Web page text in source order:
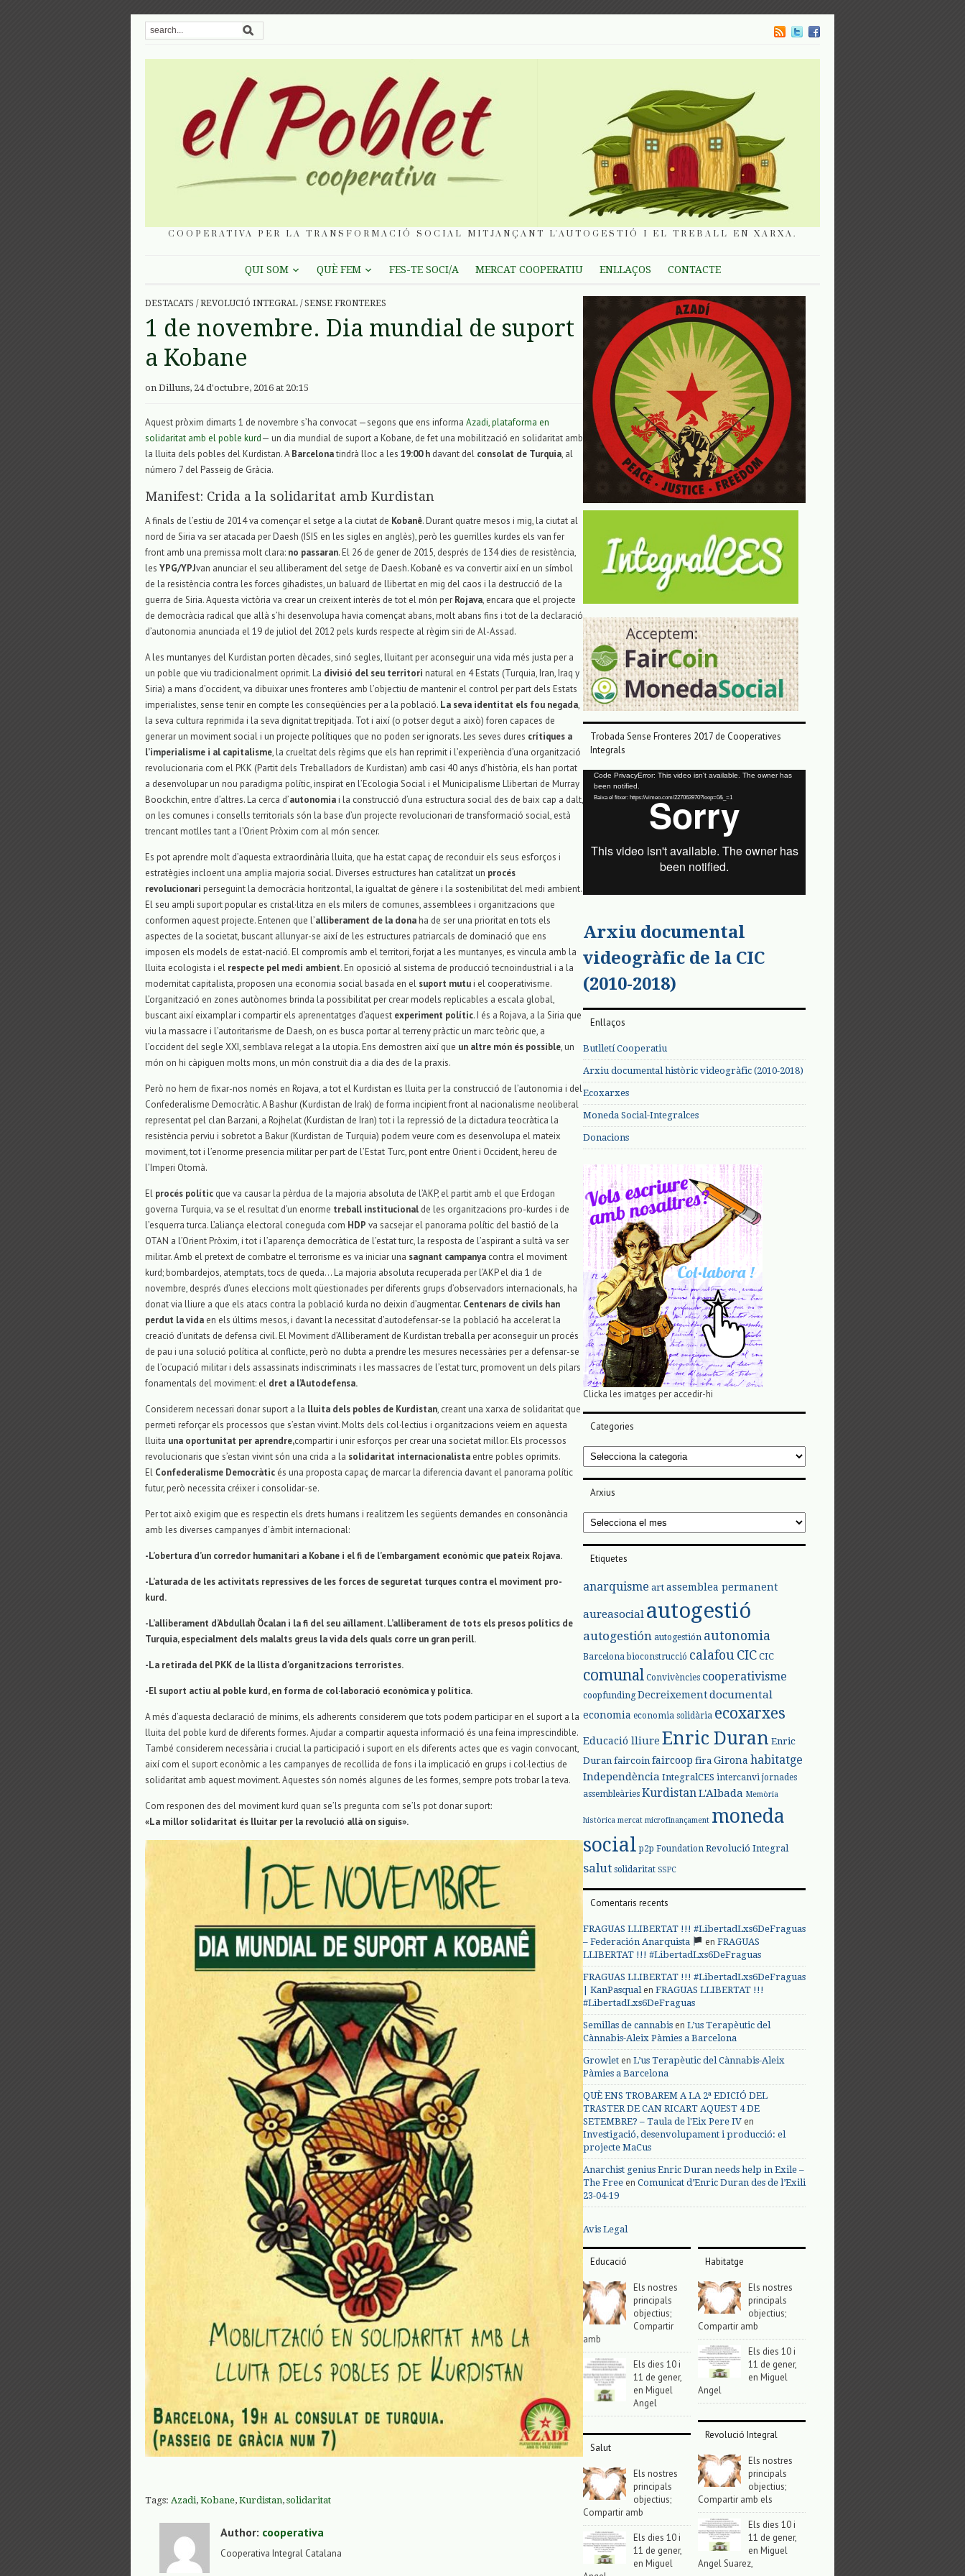
COOPERATIVA PER LA TRANSFORMACIÓ SOCIAL MITJANÇANT L'AUTOGESTIÓ I EL TREBALL EN XARXA.
QUI SOM QUÈ FEM FES-TE SOCI/A MERCAT COOPERATIU ENLLAÇOS CONTACTE
DESTACATS / REVOLUCIÓ INTEGRAL / SENSE FRONTERES
1 de novembre. Dia mundial de suport
a Kobane
on Dilluns, 24 d'octubre, 2016 at 20:15
Aquest pròxim dimarts 1 de novembre s’ha convocat —segons que ens informa Azadi, plataforma en
solidaritat amb el poble kurd— un dia mundial de suport a Kobane, de fet una mobilització en solidaritat amb
la lluita dels pobles del Kurdistan. ABarcelonatindrà lloc a les 19:00 h davant del consolat de Turquia, al
número 7 del Passeig de Gràcia.
Manifest: Crida a la solidaritat amb Kurdistan
A finals de l’estiu de 2014 va començar el setge a la ciutat de Kobanê. Durant quatre mesos i mig, la ciutat al
nord de Siria va ser atacada per Daesh (ISIS en les sigles en anglès), però les guerrilles kurdes els van fer
front amb una premissa molt clara: no passaran. El 26 de gener de 2015, després de 134 dies de resistència,
les YPG/YPJvan anunciar el seu alliberament del setge de Daesh. Kobanê es va convertir així en un símbol
de la resistència contra les forces gihadistes, un baluard de llibertat en mig del caos i la destrucció de la
guerra de Siria. Aquesta victòria va crear un creixent interès de tot el món per Rojava, encara que el projecte
de democràcia radical que allà s’hi desenvolupa havia començat abans, molt abans fins i tot de la declaració
d’autonomia anunciada el 19 de juliol del 2012 pels kurds respecte al règim siri de Al-Assad.
A les muntanyes del Kurdistan porten dècades, sinó segles, lluitant per aconseguir una vida més justa per a
un poble que viu tradicionalment oprimit. La divisió del seu territori natural en 4 Estats (Turquia, Iran, Iraq y
Siria) a mans d’occident, va dibuixar unes fronteres amb l’objectiu de mantenir el control per part dels Estats
imperialistes, sense tenir en compte les conseqüències per a la població. La seva identitat els fou negada,
la seva cultura reprimida i la seva dignitat trepitjada. Tot i així (o potser degut a això) foren capaces de
generar un moviment social i un projecte polítiques que no poden ser ignorats. Les seves dures crítiques a
l’imperialisme i al capitalisme, la crueltat dels règims que els han reprimit i l’experiència d’una organització
revolucionaria com el PKK (Partit dels Treballadors de Kurdistan) amb casi 40 anys d’història, els han portat
a desenvolupar un nou paradigma polític, inspirat en l’Ecologia Social i el Municipalisme Llibertari de Murray
Boockchin, entre d’altres. La cerca d’autonomiai la construcció d’una estructura social des de baix cap a dalt,
on les comunes i consells territorials són la base d’un projecte revolucionari de transformació social, està
trencant motlles tant a l’Orient Pròxim com al món sencer.
Es pot aprendre molt d’aquesta extraordinària lluita, que ha estat capaç de reconduir els seus esforços i
estratègies incloent una amplia majoria social. Diverses estructures han catalitzat un procés
revolucionari perseguint la democràcia horitzontal, la igualtat de gènere i la sostenibilitat del medi ambient.
El seu ampli suport popular es cristal·litza en els milers de comunes, assemblees i organitzacions que
conformen aquest projecte. Entenen que l’alliberament de la donaha de ser una prioritat en tots els
aspectes de la societat, buscant allunyar-se així de les estructures patriarcals de dominació que ens
imposen els models de estat-nació. El compromís amb el territori, forjat a les muntanyes, es vincula amb la
lluita ecologista i el respecte pel medi ambient. En oposició al sistema de producció tecnoindustrial i a la
modernitat capitalista, proposen una economia social basada en el suport mutui el cooperativisme.
L’organització en zones autònomes brinda la possibilitat per crear models replicables a escala global,
buscant així eixamplar i compartir els aprenentatges d’aquest experiment polític. I és a Rojava, a la Siria que
viu la massacre i l’autoritarisme de Daesh, on es busca portar al terreny pràctic un marc teòric que, a
l’occident del segle XXI, semblava relegat a la utopia. Ens demostren així que un altre món és possible, un
món on hi càpiguen molts mons, un món construït dia a dia des de la praxis.
Però no hem de fixar-nos només en Rojava, a tot el Kurdistan es lluita per la construcció de l’autonomia i del
Confederalisme Democràtic. A Bashur (Kurdistan de Irak) de forma incipient front al nacionalisme neoliberal
representat pel clan Barzani, a Rojhelat (Kurdistan de Iran) tot i la repressió de la dictadura teocràtica la
resistència perviu i sobretot a Bakur (Kurdistan de Turquia) podem veure com es desenvolupa el mateix
moviment, tot i l’enorme presencia militar per part de l’Estat Turc, pont entre Orient i Occident, hereu de
l’Imperi Otomà.
El procés polític que va causar la pèrdua de la majoria absoluta de l’AKP, el partit amb el que Erdogan
governa Turquia, va se el resultat d’un enorme treball institucional de les organitzacions pro-kurdes i de
l’esquerra turca. L’aliança electoral coneguda com HDP va sacsejar el panorama polític del bastió de la
OTAN a l’Orient Pròxim, i tot i l’aparença democràtica de l’estat turc, la resposta de l’aspirant a sultà va ser
militar. Amb el pretext de combatre el terrorisme es va iniciar una sagnant campanya contra el moviment
kurd; bombardejos, atemptats, tocs de queda… La majoria absoluta recuperada per l’AKP el dia 1 de
novembre, després d’unes eleccions molt qüestionades per diferents grups d’observadors internacionals, ha
donat via lliure a que els atacs contra la població kurda no deixin d’augmentar. Centenars de civils han
perdut la vida en els últims mesos, i davant la necessitat d’autodefensar-se la població ha accelerat la
creació d’unitats de defensa civil. El Moviment d’Alliberament de Kurdistan treballa per aconseguir un procés
de pau i una solució política al conflicte, però no dubta a prendre les mesures necessàries per a defensar-se
de l’ocupació militar i dels assassinats indiscriminats i les massacres de l’estat turc, promovent un dels pilars
fonamentals del moviment: el dret a l’Autodefensa.
Considerem necessari donar suport a la lluita dels pobles de Kurdistan, creant una xarxa de solidaritat que
permeti reforçar els processos que s’estan vivint. Molts dels col·lectius i organitzacions veiem en aquesta
lluita una oportunitat per aprendre,compartir i unir esforços per crear una societat millor. Els processos
revolucionaris que s’estan vivint són una crida a la solidaritat internacionalista entre pobles oprimits.
El Confederalisme Democràtic és una proposta capaç de marcar la diferencia davant el panorama polític
futur, però necessita créixer i consolidar-se.
Per tot això exigim que es respectin els drets humans i realitzem les següents demandes en consonància
amb les diverses campanyes d’àmbit internacional:
-L’obertura d’un corredor humanitari a Kobane i el fi de l’embargament econòmic que pateix Rojava.
-L’aturada de les activitats repressives de les forces de seguretat turques contra el moviment pro-
kurd.
-L’alliberament d’Abdullah Öcalan i la fi del seu aïllament. L’alliberament de tots els presos polítics de
Turquia, especialment dels malalts greus la vida dels quals corre un gran perill.
-La retirada del PKK de la llista d’organitzacions terroristes.
-El suport actiu al poble kurd, en forma de col·laboració econòmica y política.
A més d’aquesta declaració de mínims, els adherents considerem que tots podem participar en el suport a la
lluita del poble kurd de diferents formes. Ajudar a compartir aquesta informació és una feina imprescindible.
També considerem necessària i crucial la participació i suport en els diferents actes que es vagin convocant,
així com el suport econòmic a les campanyes de recollida de fons i la implicació en grups i col·lectius de
solidaritat amb aquest moviment. Aquestes són només algunes de les formes, sempre pots trobar la teva.
Com responen des del moviment kurd quan se’ls pregunta com se’ls pot donar suport:
«La millor solidaritat és lluitar per la revolució allà on siguis».
Tags: Azadi, Kobane, Kurdistan, solidaritat
Author: cooperativa
Cooperativa Integral Catalana
Trobada Sense Fronteres 2017 de Cooperatives
Integrals
Reproductor
vídeo
Code PrivacyError: This video isn't available. The owner has
been notified.
Baixa el fitxer: https://vimeo.com/227063970?loop=0&_=1
Arxiu documental
videogràfic de la CIC
(2010-2018)
Enllaços
Butlletí Cooperatiu
Arxiu documental històric videogràfic (2010-2018)
Ecoxarxes
Moneda Social-Integralces
Donacions
Clicka les imatges per accedir-hi
Categories
Categories
Arxius
Arxius
Etiquetes
anarquisme art assemblea permanent
aureasocial autogestió
autogestión autogestión autonomia
Barcelona bioconstrucció calafou CIC CIC
comunal Convivències cooperativisme
coopfunding Decreixementdocumental
economia economia solidària ecoxarxes
Educació lliure Enric Duran Enric
Duran faircoin faircoop fira Girona habitatge
Independència IntegralCES intercanvi jornades
assembleàries KurdistanL'Albada Memòria
històrica mercat microfinançament moneda
social p2p Foundation Revolució Integral
salut solidaritat SSPC
Comentaris recents
FRAGUAS LLIBERTAT !!! #LibertadLxs6DeFraguas
– Federación Anarquista
en FRAGUAS
LLIBERTAT !!! #LibertadLxs6DeFraguas
FRAGUAS LLIBERTAT !!! #LibertadLxs6DeFraguas
| KanPasqualen FRAGUAS LLIBERTAT !!!
#LibertadLxs6DeFraguas
Semillas de cannabis en L’us Terapèutic del
Cànnabis-Aleix Pàmies a Barcelona
Growlet en L’us Terapèutic del Cànnabis-Aleix
Pàmies a Barcelona
QUÈ ENS TROBAREM A LA 2ª EDICIÓ DEL
TRASTER DE CAN RICART AQUEST 4 DE
SETEMBRE? – Taula de l'Eix Pere IV en
Investigació, desenvolupament i producció: el
projecte MaCus
Anarchist genius Enric Duran needs help in Exile –
The Free en Comunicat d’Enric Duran des de l’Exili
23-04-19
Avis Legal
Educació
Els nostres
principals
objectius;
Compartir
amb
Els dies 10 i
11 de gener,
en Miguel
Angel
Salut
Els nostres
principals
objectius;
Compartir amb
Els dies 10 i
11 de gener,
en Miguel
Habitatge
Els nostres
principals
objectius;
Compartir amb
Els dies 10 i
11 de gener,
en Miguel
Angel
Revolució Integral
Els nostres
principals
objectius;
Compartir amb els
Els dies 10 i
11 de gener,
en Miguel
Angel Suarez,